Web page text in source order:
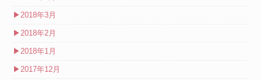
▶2018年3月
▶2018年2月
▶2018年1月
▶2017年12月